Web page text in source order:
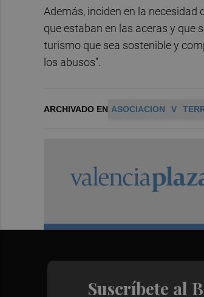
Además, inciden en la
que estaban en las aceras y que
turismo que sea sostenible y
los abusos".
ARCHIVADO EN ASOCIACION V
Suscríbete al